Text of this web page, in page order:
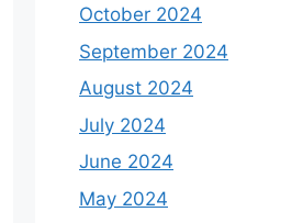
October 2024
September 2024
August 2024
July 2024
June 2024
May 2024